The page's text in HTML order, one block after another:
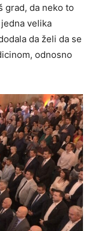
grad, da neko to
velika
da želi da se
odnosno